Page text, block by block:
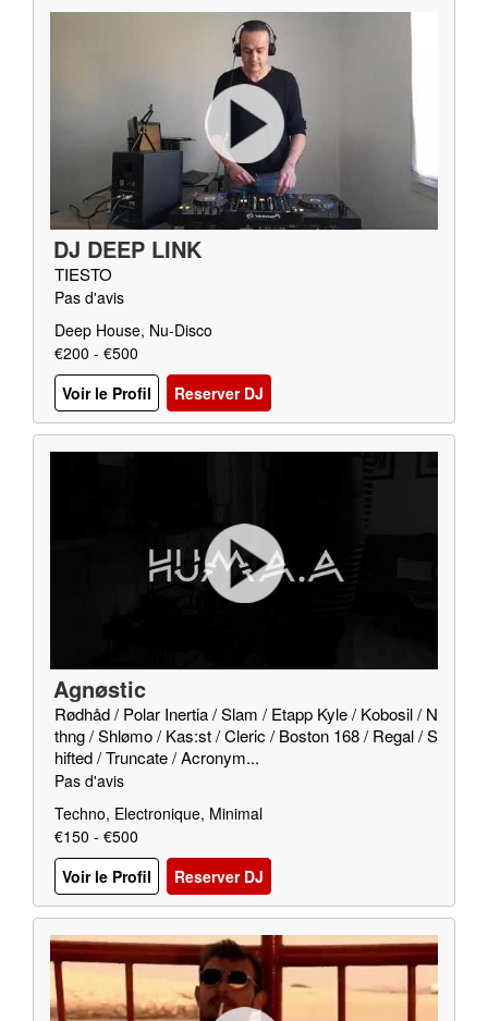
DJ DEEP LINK
TIESTO
Pas d'avis
Deep House, Nu-Disco
€200 - €500
Voir le Profil
Reserver DJ
Agnøstic
Rødhåd / Polar Inertia / Slam / Etapp Kyle / Kobosil / N
thng / Shlømo / Kas:st / Cleric / Boston 168 / Regal / S
hifted / Truncate / Acronym...
Pas d'avis
Techno, Electronique, Minimal
€150 - €500
Voir le Profil
Reserver DJ